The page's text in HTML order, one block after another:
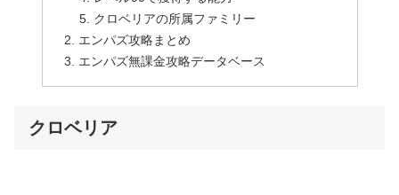
クロベリアの所属ファミリー
エンパズ攻略まとめ
エンパズ無課金攻略データベース
クロベリア